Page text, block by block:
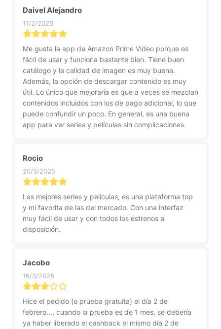
Daivel Alejandro
11/2/2026
Me gusta la app de Amazon Prime Video porque es
fácil de usar y funciona bastante bien. Tiene buen
catálogo y la calidad de imagen es muy buena.
Además, la opción de descargar contenido es muy
útil. Lo único que mejoraría es que a veces se mezclan
contenidos incluidos con los de pago adicional, lo que
puede confundir un poco. En general, es una buena
app para ver series y películas sin complicaciones.
Rocio
20/3/2025
Las mejores series y peliculas, es una plataforma top
y mi favorita de las del mercado. Con una interfaz
muy fácil de usar y con todos los estrenos a
disposición.
Jacobo
16/3/2025
Hice el pedido (o prueba gratuita) el día 2 de
febrero..., cuando la prueba es de 1 mes, se debería
ya haber liberado el cashback el mismo día 2 de